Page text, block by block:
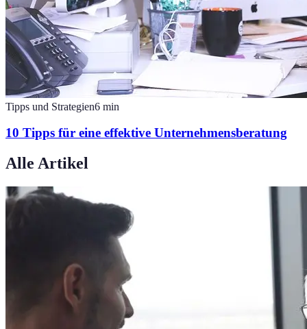
Tipps und Strategien6 min
10 Tipps für eine effektive Unternehmensberatung
Alle Artikel